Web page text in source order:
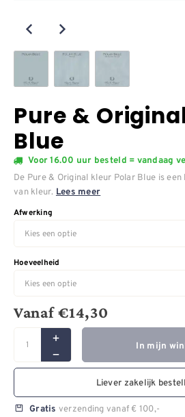
Pure &
Blue
Voor 16.00 uur besteld = vandaag
De Pure & Original kleur Polar Blue is
van kleur. Lees meer
Afwerking
Hoeveelheid
Vanaf€14,30
In mijn
Liever zakelijk
Gratis verzending vanaf € 100,-